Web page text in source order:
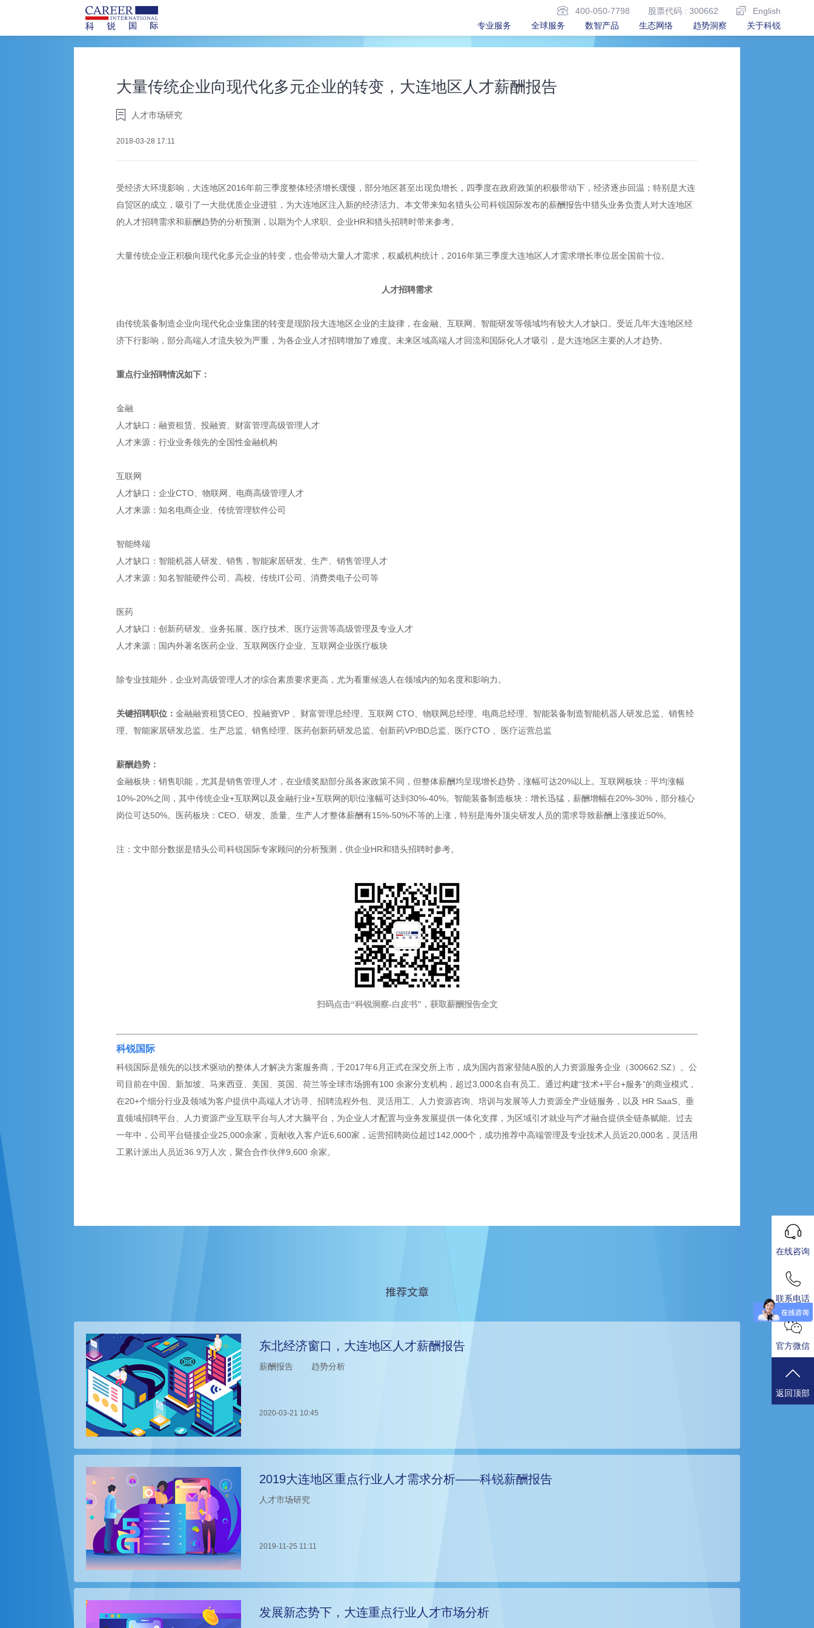
400-050-7798 股票代码 : 300662
English
专业服务
全球服务 数智产品 生态网络 趋势洞察 关于科锐
大量传统企业向现代化多元企业的转变，大连地区人才薪酬报告
人才市场研究
2018-03-28 17:11
受经济大环境影响，大连地区2016年前三季度整体经济增长缓慢，部分地区甚至出现负增长，四季度在政府政策的积极带动下，经济逐步回温；特别是大连
自贸区的成立，吸引了一大批优质企业进驻，为大连地区注入新的经济活力。本文带来知名猎头公司科锐国际发布的薪酬报告中猎头业务负责人对大连地区
的人才招聘需求和薪酬趋势的分析预测，以期为个人求职、企业HR和猎头招聘时带来参考。
大量传统企业正积极向现代化多元企业的转变，也会带动大量人才需求，权威机构统计，2016年第三季度大连地区人才需求增长率位居全国前十位。
人才招聘需求
由传统装备制造企业向现代化企业集团的转变是现阶段大连地区企业的主旋律，在金融、互联网、智能研发等领域均有较大人才缺口。受近几年大连地区经
济下行影响，部分高端人才流失较为严重，为各企业人才招聘增加了难度。未来区域高端人才回流和国际化人才吸引，是大连地区主要的人才趋势。
重点行业招聘情况如下：
金融
人才缺口：融资租赁、投融资、财富管理高级管理人才
人才来源：行业业务领先的全国性金融机构
互联网
人才缺口：企业CTO、物联网、电商高级管理人才
人才来源：知名电商企业、传统管理软件公司
智能终端
人才缺口：智能机器人研发、销售，智能家居研发、生产、销售管理人才
人才来源：知名智能硬件公司、高校、传统IT公司、消费类电子公司等
医药
人才缺口：创新药研发、业务拓展、医疗技术、医疗运营等高级管理及专业人才
人才来源：国内外著名医药企业、互联网医疗企业、互联网企业医疗板块
除专业技能外，企业对高级管理人才的综合素质要求更高，尤为看重候选人在领域内的知名度和影响力。
关键招聘职位： 金融融资租赁CEO、投融资VP 、财富管理总经理、互联网 CTO、物联网总经理、电商总经理、智能装备制造智能机器人研发总监、销售经
理、智能家居研发总监、生产总监、销售经理、医药创新药研发总监、创新药VP/BD总监、医疗CTO 、医疗运营总监
薪酬趋势：
金融板块：销售职能，尤其是销售管理人才，在业绩奖励部分虽各家政策不同，但整体薪酬均呈现增长趋势，涨幅可达20%以上。互联网板块：平均涨幅
10%-20%之间，其中传统企业+互联网以及金融行业+互联网的职位涨幅可达到30%-40%。智能装备制造板块：增长迅猛，薪酬增幅在20%-30%，部分核心
岗位可达50%。医药板块：CEO、研发、质量、生产人才整体薪酬有15%-50%不等的上涨，特别是海外顶尖研发人员的需求导致薪酬上涨接近50%。
注：文中部分数据是猎头公司科锐国际专家顾问的分析预测，供企业HR和猎头招聘时参考。
扫码点击“科锐洞察-白皮书”，获取薪酬报告全文
科锐国际
科锐国际是领先的以技术驱动的整体人才解决方案服务商，于2017年6月正式在深交所上市，成为国内首家登陆A股的人力资源服务企业（300662.SZ）。公
司目前在中国、新加坡、马来西亚、美国、英国、荷兰等全球市场拥有100 余家分支机构，超过3,000名自有员工。通过构建“技术+平台+服务”的商业模式，
在20+个细分行业及领域为客户提供中高端人才访寻、招聘流程外包、灵活用工、人力资源咨询、培训与发展等人力资源全产业链服务，以及 HR SaaS、垂
直领域招聘平台、人力资源产业互联平台与人才大脑平台，为企业人才配置与业务发展提供一体化支撑，为区域引才就业与产才融合提供全链条赋能。过去
一年中，公司平台链接企业25,000余家，贡献收入客户近6,600家，运营招聘岗位超过142,000个，成功推荐中高端管理及专业技术人员近20,000名，灵活用
工累计派出人员近36.9万人次，聚合合作伙伴9,600 余家。
推荐文章
东北经济窗口，大连地区人才薪酬报告
薪酬报告 趋势分析
2020-03-21 10:45
2019大连地区重点行业人才需求分析——科锐薪酬报告
人才市场研究
2019-11-25 11:11
发展新态势下，大连重点行业人才市场分析
在线咨询
联系电话
官方微信
返回顶部